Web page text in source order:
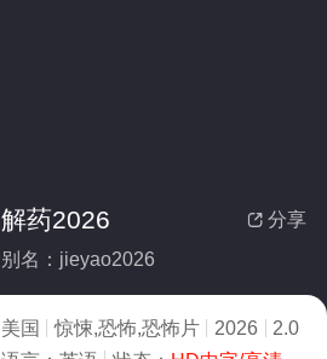
 分享
解药2026
别名：jieyao2026
美国 惊悚,恐怖,恐怖片 2026
2.0